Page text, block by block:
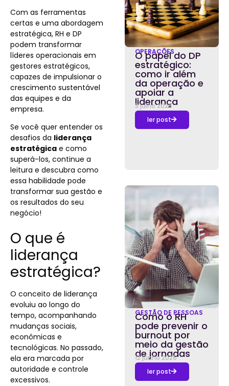
Com as ferramentas
certas e uma abordagem
estratégica, RH e DP
podem transformar
líderes operacionais em
gestores estratégicos,
capazes de impulsionar o
crescimento sustentável
das equipes e da
empresa.
Se você quer entender os
desafios da liderança
estratégica e como
superá-los, continue a
leitura e descubra como
essa habilidade pode
transformar sua gestão e
os resultados do seu
negócio!
O que é
liderança
estratégica?
O conceito de liderança
evoluiu ao longo do
tempo, acompanhando
mudanças sociais,
econômicas e
tecnológicas. No passado,
ela era marcada por
autoridade e controle
excessivos.
OPERAÇÕES
O papel do DP
estratégico:
como ir além
da operação e
apoiar a
liderança
3 julho 2026
ler post
GESTÃO DE PESSOAS
Como o RH
pode prevenir o
burnout por
meio da gestão
de jornadas
12 junho 2026
ler post